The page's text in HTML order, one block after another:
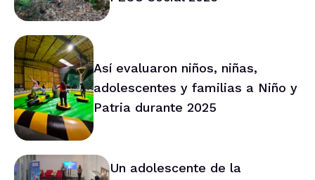
Así evaluaron niños, niñas,
adolescentes y familias a Niño y
Patria durante 2025
Un adolescente de la